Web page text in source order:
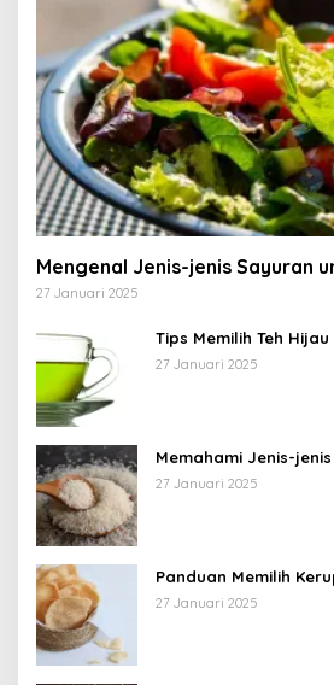
Mengenal Jenis-jenis Sayuran
27 Januari 2025
Tips Memilih Teh
27 Januari 2025
Memahami Jenis-
27 Januari 2025
Panduan Memilih
27 Januari 2025